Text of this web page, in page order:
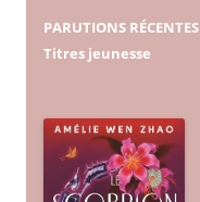
PARUTIONS RÉCENTES
Titres jeunesse